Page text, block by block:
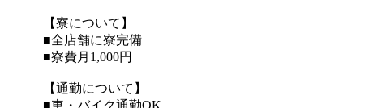
【寮について】
■全店舗に寮完備
■寮費月1,000円
【通勤について】